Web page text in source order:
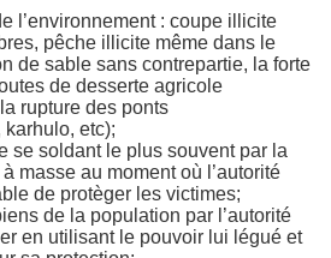
l’environnement : coupe illicite
pêche illicite même dans le
de sable sans contrepartie, la forte
de desserte agricole
rupture des ponts
etc);
se soldant le plus souvent par la
masse au moment où l’autorité
de protèger les victimes;
de la population par l’autorité
en utilisant le pouvoir lui légué et